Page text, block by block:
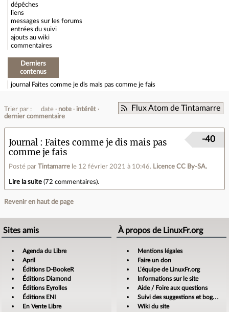
dépêches
liens
messages sur les forums
entrées du suivi
ajouts au wiki
commentaires
Derniers
contenus
journal Faites comme je dis mais pas comme je fais
Flux Atom de Tintamarre
Trier par : date note
intérêt
dernier commentaire
Journal
Faites comme je dis mais pas
comme je fais
Posté par Tintamarre le 12 février 2021 à 10:46. Licence CC By‑SA.
-40
Lire la suite (72 commentaires).
Revenir en haut de page
Sites amis
Agenda du Libre
April
Éditions D-BookeR
Éditions Diamond
Éditions Eyrolles
Éditions ENI
En Vente Libre
À propos de LinuxFr.org
Mentions légales
Faire un don
L’équipe de LinuxFr.org
Informations sur le site
Aide / Foire aux questions
Suivi des suggestions et bogues
Wiki du site